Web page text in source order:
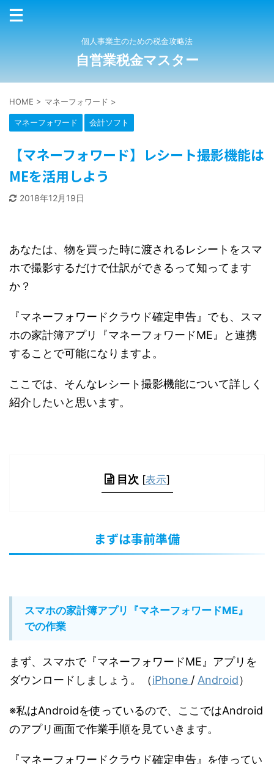
個人事業主のための税金攻略法
自営業税金マスター
HOME > マネーフォワード >
マネーフォワード 会計ソフト
【マネーフォワード】レシート撮影機能は
MEを活用しよう
2018年12月19日
あなたは、物を買った時に渡されるレシートをスマ
ホで撮影するだけで仕訳ができるって知ってます
か？
『マネーフォワードクラウド確定申告』でも、スマ
ホの家計簿アプリ『マネーフォワードME』と連携
することで可能になりますよ。
ここでは、そんなレシート撮影機能について詳しく
紹介したいと思います。
目次 [表示]
まずは事前準備
スマホの家計簿アプリ『マネーフォワードME』
での作業
まず、スマホで『マネーフォワードME』アプリを
ダウンロードしましょう。（iPhone / Android）
※私はAndroidを使っているので、ここではAndroid
のアプリ画面で作業手順を見ていきます。
『マネーフォワードクラウド確定申告』を使ってい